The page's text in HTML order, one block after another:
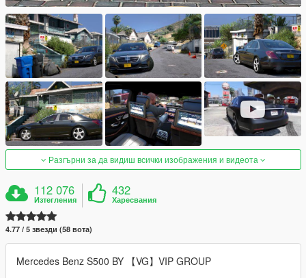
Разгърни за да видиш всички изображения и видеота
112 076
Изтегления
432
Харесвания
4.77 / 5 звезди (58 вота)
Mercedes Benz S500 BY 【VG】VIP GROUP